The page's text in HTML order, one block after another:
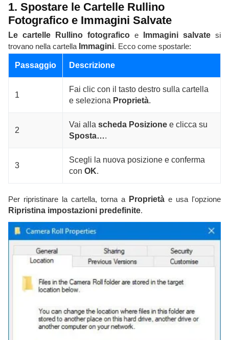
1. Spostare le Cartelle Rullino
Fotografico e Immagini Salvate
Le cartelle Rullino fotografico e Immagini salvate si
trovano nella cartella Immagini. Ecco come spostarle:
Passaggio Descrizione
1
Fai clic con il tasto destro sulla cartella
e seleziona Proprietà.
2
Vai alla scheda Posizione e clicca su
Sposta….
3
Scegli la nuova posizione e conferma
con OK.
Per ripristinare la cartella, torna a Proprietà e usa l'opzione
Ripristina impostazioni predefinite.